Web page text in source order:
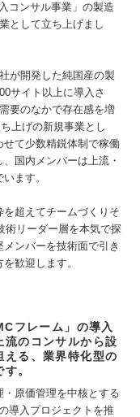
コンサル事業」の製造
として立ち上げまし
が開発した純国産の製
サイト以上に導入さ
要のなかで存在感を増
上げの新規事業とし
て少数精鋭体制で稼働
国内メンバーは上流・
ます。
超えてチームづくりそ
術リーダー層を本気で探
ンバーを技術面で引き
歓迎します。
フレーム」の導入
流のコンサルから設
える、業界特化型の
。
原価管理を中核とする
導入プロジェクトを推